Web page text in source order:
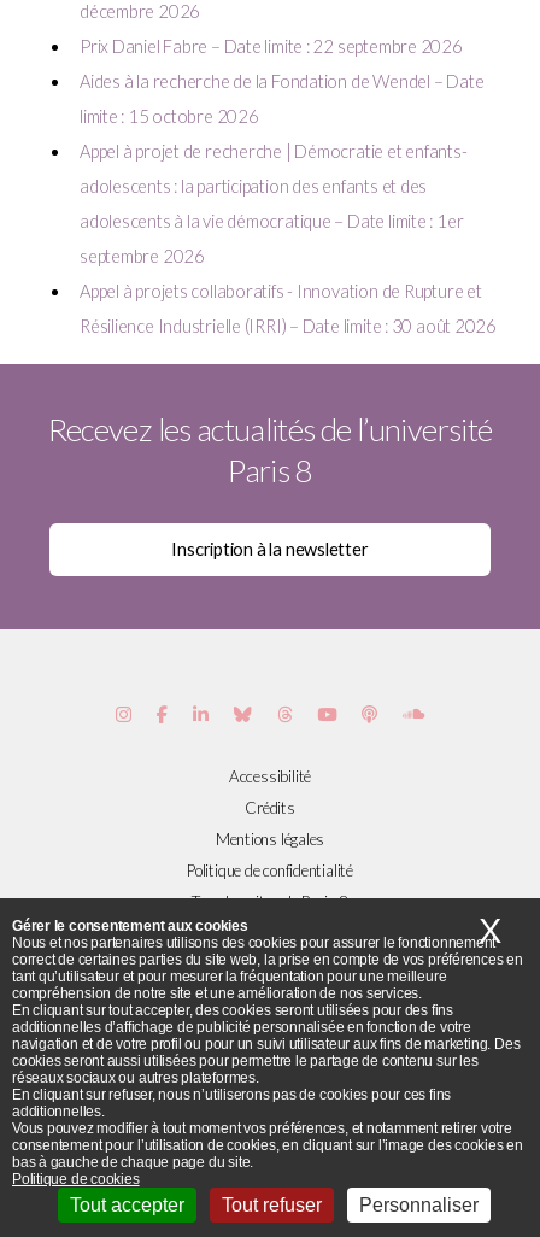
décembre 2026
Prix Daniel Fabre – Date limite : 22 septembre 2026
Aides à la recherche de la Fondation de Wendel – Date
limite : 15 octobre 2026
Appel à projet de recherche | Démocratie et enfants-
adolescents : la participation des enfants et des
adolescents à la vie démocratique – Date limite : 1er
septembre 2026
Appel à projets collaboratifs - Innovation de Rupture et
Résilience Industrielle (IRRI) – Date limite : 30 août 2026
Recevez les actualités de l’université
Paris 8
Accessibilité
Crédits
Mentions légales
Politique de confidentialité
Tous les sites de Paris 8
Plans et accès
Flux RSS
© Université Paris 8 ©2019 - Tous droits réservés
Université Paris 8 - 2 rue de la Liberté - 93526 Saint-Denis cedex / Tel :
+33(0)1 49 40 67 89 Fax : +33(0) 1 48 21 04 46
Gérer le consentement aux cookies
Nous et nos partenaires utilisons des cookies pour assurer le fonctionnement
correct de certaines parties du site web, la prise en compte de vos préférences en
tant qu’utilisateur et pour mesurer la fréquentation pour une meilleure
compréhension de notre site et une amélioration de nos services.
En cliquant sur tout accepter, des cookies seront utilisées pour des fins
additionnelles d’affichage de publicité personnalisée en fonction de votre
navigation et de votre profil ou pour un suivi utilisateur aux fins de marketing. Des
cookies seront aussi utilisées pour permettre le partage de contenu sur les
réseaux sociaux ou autres plateformes.
En cliquant sur refuser, nous n’utiliserons pas de cookies pour ces fins
additionnelles.
Vous pouvez modifier à tout moment vos préférences, et notamment retirer votre
consentement pour l’utilisation de cookies, en cliquant sur l’image des cookies en
bas à gauche de chaque page du site.
Politique de cookies
Tout accepter Tout refuser Personnaliser
X